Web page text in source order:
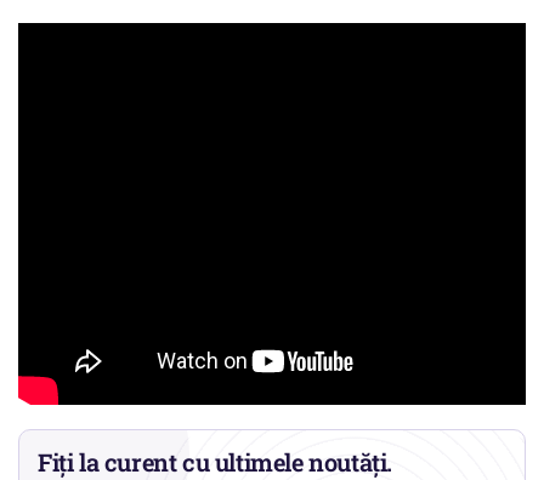
Fiți la curent cu ultimele noutăți.